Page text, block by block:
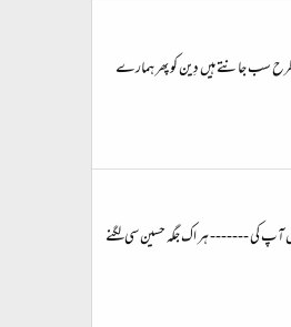
سب جانتے ہیں دِین کو پھر ہمارے
آپ کی ------- ہر اک جگہ حسین سی لگنے